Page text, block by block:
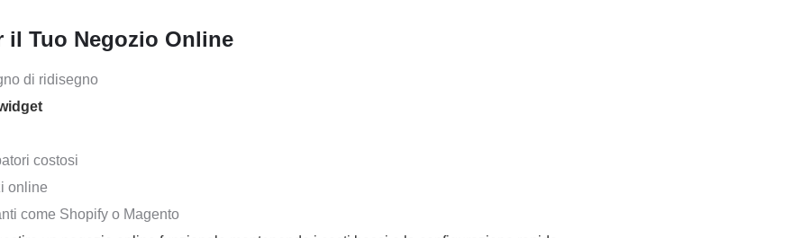
il Tuo Negozio Online
di ridisegno
costosi
online
come Shopify o Magento